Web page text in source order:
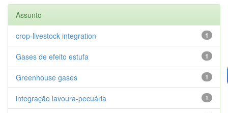
Assunto
1
crop-livestock integration
1
Gases de efeito estufa
1
Greenhouse gases
1
integração lavoura-pecuária